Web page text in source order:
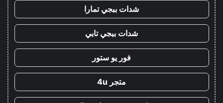
شدات ببجي تمارا
شدات ببجي تابي
فور يو ستور
متجر 4u